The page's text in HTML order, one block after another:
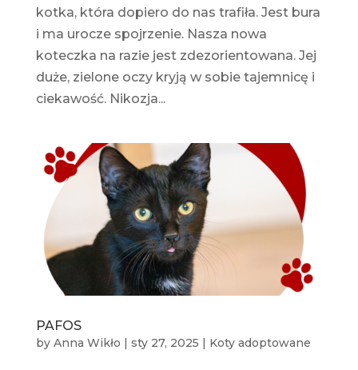
kotka, która dopiero do nas trafiła. Jest bura
i ma urocze spojrzenie. Nasza nowa
koteczka na razie jest zdezorientowana. Jej
duże, zielone oczy kryją w sobie tajemnicę i
ciekawość. Nikozja...
PAFOS
by Anna Wikło | sty 27, 2025 | Koty adoptowane